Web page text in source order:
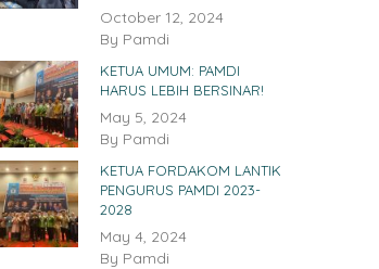
October 12, 2024
By Pamdi
KETUA UMUM: PAMDI
HARUS LEBIH BERSINAR!
May 5, 2024
By Pamdi
KETUA FORDAKOM LANTIK
PENGURUS PAMDI 2023-
2028
May 4, 2024
By Pamdi